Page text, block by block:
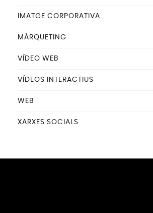
IMATGE CORPORATIVA
MÀRQUETING
VÍDEO WEB
VÍDEOS INTERACTIUS
WEB
XARXES SOCIALS